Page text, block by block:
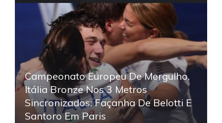
Campeonato Europeu De Mergulho,
Itália Bronze Nos 3 Metros
Sincronizados: Façanha De Belotti E
Santoro Em Paris